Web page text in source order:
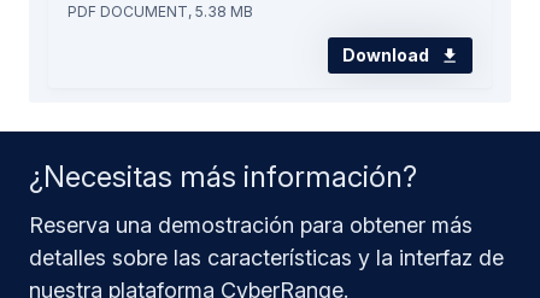
PDF DOCUMENT, 5.38 MB
Download
¿Necesitas más información?
Reserva una demostración para obtener más
detalles sobre las características y la interfaz de
nuestra plataforma CyberRange.